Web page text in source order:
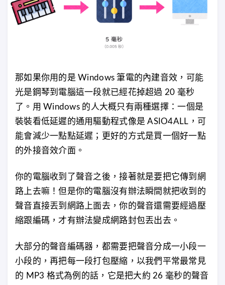
那如果你用的是 Windows 筆電的內建音效，可能
光是鋼琴到電腦這一段就已經花掉超過 20 毫秒
了。用 Windows 的人大概只有兩種選擇：一個是
裝裝看低延遲的通用驅動程式像是 ASIO4ALL，可
能會減少一點點延遲；更好的方式是買一個好一點
的外接音效介面。
你的電腦收到了聲音之後，接著就是要把它傳到網
路上去嘛！但是你的電腦沒有辦法瞬間就把收到的
聲音直接丟到網路上面去，你的聲音還需要經過壓
縮跟編碼，才有辦法變成網路封包丟出去。
大部分的聲音編碼器，都需要把聲音分成一小段一
小段的，再把每一段打包壓縮，以我們平常最常見
的 MP3 格式為例的話，它是把大約 26 毫秒的聲音